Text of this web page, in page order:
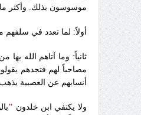
موسوسون بذلك‏.‏ وأكثر
أولاً: لما تعدد في
ثانياً: وما آتاهم الله
مصاحباً لهم فتجدهم
أنسابهم عن العصبية
ولا يكتفي ابن خلدون "